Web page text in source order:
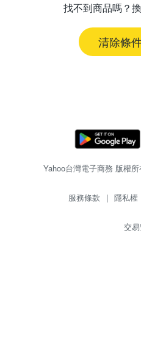
找不到商品嗎？
清除條
Yahoo台灣電子商務 版權
服務條款 | 隱私權
交